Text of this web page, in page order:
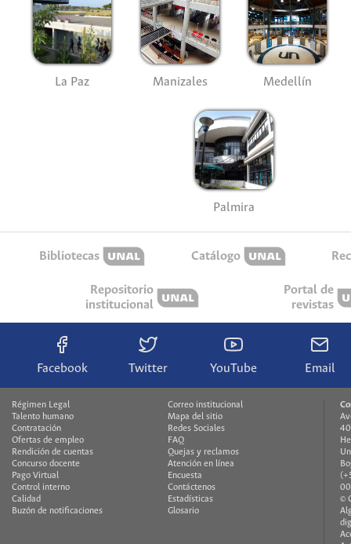
La Paz Manizales Medellín
Palmira
Bibliotecas Catálogo
Repositorio
institucional
Portal de
revistas
Facebook Twitter YouTube Email
Régimen Legal
Talento humano
Contratación
Ofertas de empleo
Rendición de cuentas
Concurso docente
Pago Virtual
Control interno
Calidad
Buzón de notificaciones
Correo institucional
Mapa del sitio
Redes Sociales
FAQ
Quejas y reclamos
Atención en línea
Encuesta
Contáctenos
Estadísticas
Glosario
©